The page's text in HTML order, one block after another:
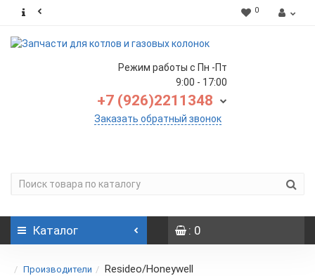
0
Режим работы с Пн -Пт
9:00 - 17:00
+7 (926)2211348
Заказать обратный звонок
Каталог : 0
Производители Resideo/Honeywell